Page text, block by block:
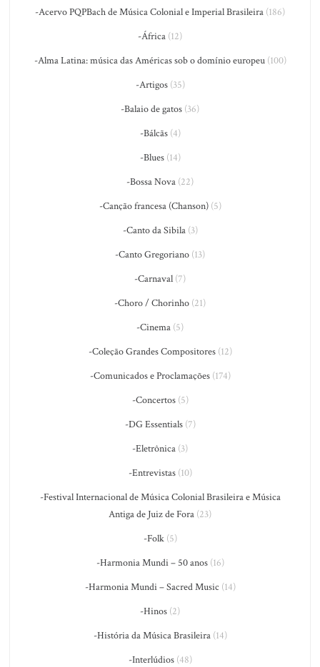
-Acervo PQPBach de Música Colonial e Imperial Brasileira (186)
-África (12)
-Alma Latina: música das Américas sob o domínio europeu(100)
-Artigos(35)
-Balaio de gatos (36)
-Bálcãs(4)
-Blues(14)
-Bossa Nova (22)
-Canção francesa (Chanson)(5)
-Canto da Sibila(3)
-Canto Gregoriano (13)
-Carnaval (7)
-Choro / Chorinho (21)
-Cinema (5)
-Coleção Grandes Compositores(12)
-Comunicados e Proclamações(174)
-Concertos(5)
-DG Essentials(7)
-Eletrônica (3)
-Entrevistas(10)
-Festival Internacional de Música Colonial Brasileira e Música
Antiga de Juiz de Fora (23)
-Folk(5)
-Harmonia Mundi – 50 anos(16)
-Harmonia Mundi – Sacred Music (14)
-Hinos (2)
-História da Música Brasileira(14)
-Interlúdios(48)